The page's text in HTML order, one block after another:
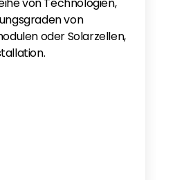
von
oder Solarzellen,